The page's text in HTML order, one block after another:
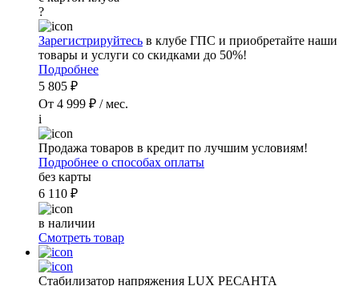
?
Зарегистрируйтесь в клубе ГПС и приобретайте наши
товары и услуги со скидками до 50%!
Подробнее
5 805 ₽
От 4 999 ₽ / мес.
i
Продажа товаров в кредит по лучшим условиям!
Подробнее о способах оплаты
без карты
6 110 ₽
в наличии
Смотреть товар
Стабилизатор напряжения LUX РЕСАНТА